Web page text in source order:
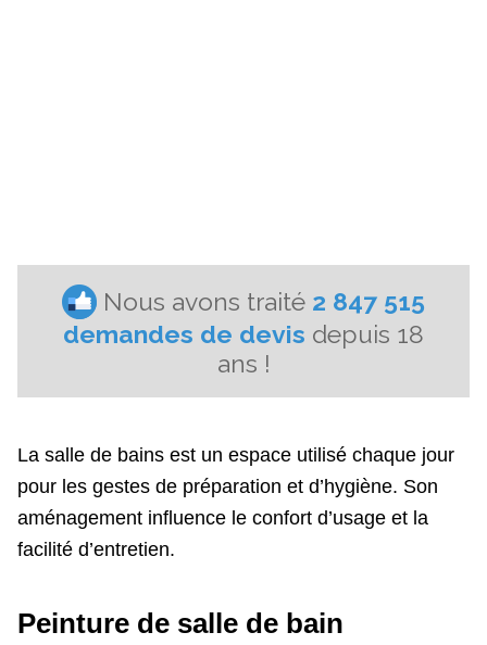
La salle de bains est un espace utilisé chaque jour
pour les gestes de préparation et d’hygiène. Son
aménagement influence le confort d’usage et la
facilité d’entretien.
Peinture de salle de bain